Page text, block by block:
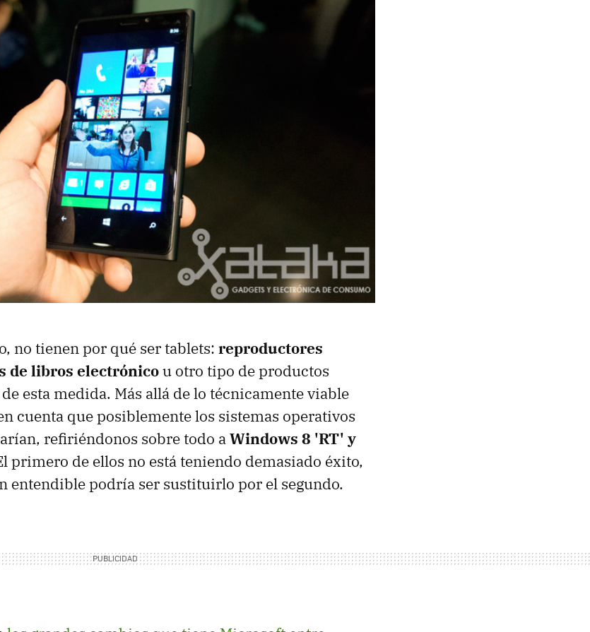
no tienen por qué ser tablets: reproductores
de libros electrónicou otro tipo de productos
esta medida. Más allá de lo técnicamente viable
cuenta que posiblemente los sistemas operativos
refiriéndonos sobre todo aWindows 8 'RT' y
primero de ellos no está teniendo demasiado éxito,
entendible podría ser sustituirlo por el segundo.